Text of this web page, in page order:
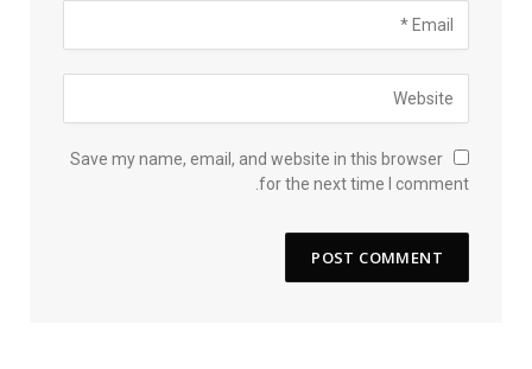
Save my name, email, and website in this browser
for the next time I comment.